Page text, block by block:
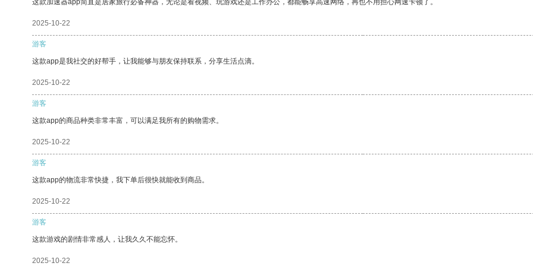
这款加速器app简直是居家旅行必备神器，无论是看视频、玩游戏还是工作办公，都能畅享高速网络，再也不用担心网速卡顿了。
2025-10-22
游客
这款app是我社交的好帮手，让我能够与朋友保持联系，分享生活点滴。
2025-10-22
游客
这款app的商品种类非常丰富，可以满足我所有的购物需求。
2025-10-22
游客
这款app的物流非常快捷，我下单后很快就能收到商品。
2025-10-22
游客
这款游戏的剧情非常感人，让我久久不能忘怀。
2025-10-22